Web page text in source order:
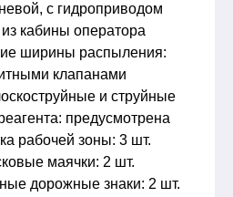
с гидроприводом
кабины оператора
ширины распыления:
клапанами
и струйные
предусмотрена
рабочей зоны: 3 шт.
маячки: 2 шт.
дорожные знаки: 2 шт.